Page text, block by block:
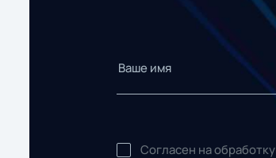
Согласен на обработку